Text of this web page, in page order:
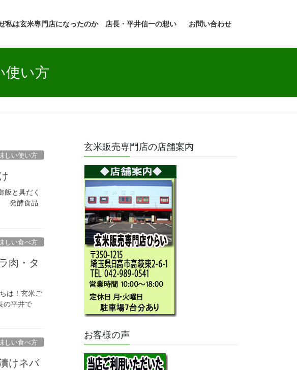
私は玄米専門店になったのか 店長・平井信一の想い お問い合わせ
使い方
しい使い方
飯と具だく
発酵食品
しい食べ方
肉・タ
は！玄米ご
の平井で
しい食べ方
けネバ
玄米販売専門店の店舗案内
お客様の声